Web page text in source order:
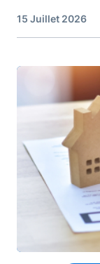
15 Juillet 2026